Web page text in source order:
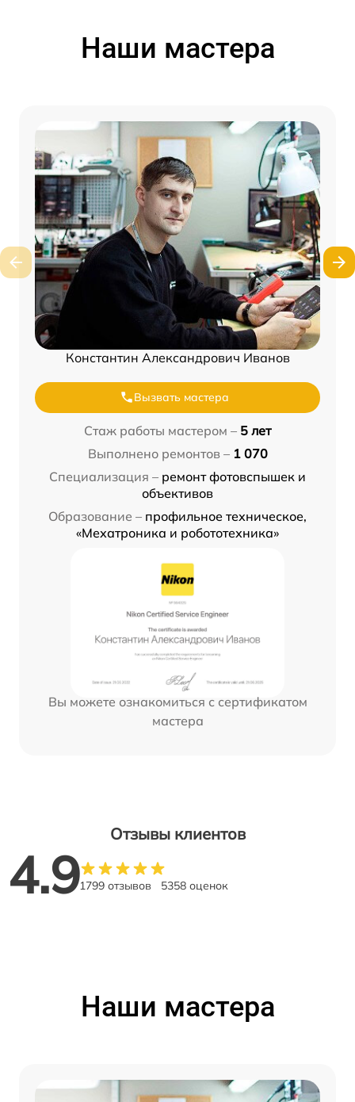
Наши мастера
Константин Александрович Иванов
Вызвать мастера
Стаж работы мастером – 5 лет
Выполнено ремонтов – 1 070
Специализация – ремонт фотовспышек и
объективов
Образование – профильное техническое,
«Мехатроника и робототехника»
Вы можете ознакомиться с сертификатом
мастера
Отзывы клиентов
4.91799 отзывов 5358 оценок
Наши мастера